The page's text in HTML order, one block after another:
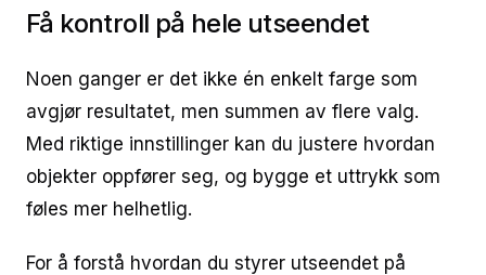
Få kontroll på hele utseendet
Noen ganger er det ikke én enkelt farge som
avgjør resultatet, men summen av flere valg.
Med riktige innstillinger kan du justere hvordan
objekter oppfører seg, og bygge et uttrykk som
føles mer helhetlig.
For å forstå hvordan du styrer utseendet på